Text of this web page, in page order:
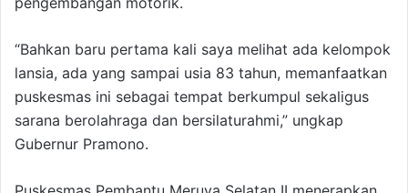
“Bahkan baru pertama kali saya melihat ada kelompok
lansia, ada yang sampai usia 83 tahun, memanfaatkan
puskesmas ini sebagai tempat berkumpul sekaligus
sarana berolahraga dan bersilaturahmi,” ungkap
Gubernur Pramono.